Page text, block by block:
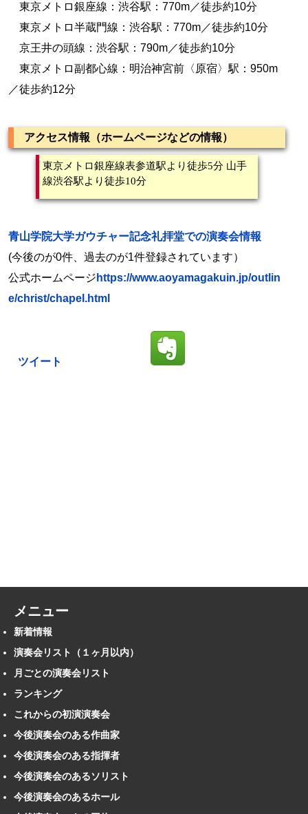
東京メトロ銀座線：渋谷駅：770m／徒歩約10分
東京メトロ半蔵門線：渋谷駅：770m／徒歩約10分
京王井の頭線：渋谷駅：790m／徒歩約10分
東京メトロ副都心線：明治神宮前〈原宿〉駅：950m
／徒歩約12分
アクセス情報（ホームページなどの情報）
東京メトロ銀座線表参道駅より徒歩5分 山手
線渋谷駅より徒歩10分
青山学院大学ガウチャー記念礼拝堂での演奏会情報
(今後のが0件、過去のが1件登録されています）
公式ホームページ https://www.aoyamagakuin.jp/outlin
e/christ/chapel.html
ツイート
メニュー
新着情報
演奏会リスト（１ヶ月以内）
月ごとの演奏会リスト
ランキング
これからの初演演奏会
今後演奏会のある作曲家
今後演奏会のある指揮者
今後演奏会のあるソリスト
今後演奏会のあるホール